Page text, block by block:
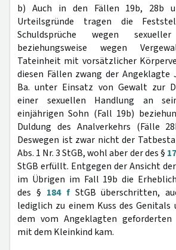
b) Auch in den Fällen 19b, 28b
Urteilsgründe tragen die
Schuldsprüche wegen
beziehungsweise wegen
Tateinheit mit vorsätzlicher
diesen Fällen zwang der Angeklagte
Ba. unter Einsatz von Gewalt zur
einer sexuellen Handlung an
einjährigen Sohn (Fall 19b)
Duldung des Analverkehrs (Fälle
Deswegen ist zwar nicht der
Abs. 1 Nr. 3 StGB, wohl aber der des §
StGB erfüllt. Entgegen der Ansicht
im Übrigen im Fall 19b die
des § 184 fStGB überschritten,
lediglich zu einem Kuss des Genitals
dem vom Angeklagten geforderten
mit dem Kleinkind kam.